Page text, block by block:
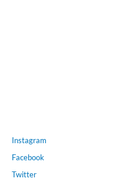
Instagram
Facebook
Twitter